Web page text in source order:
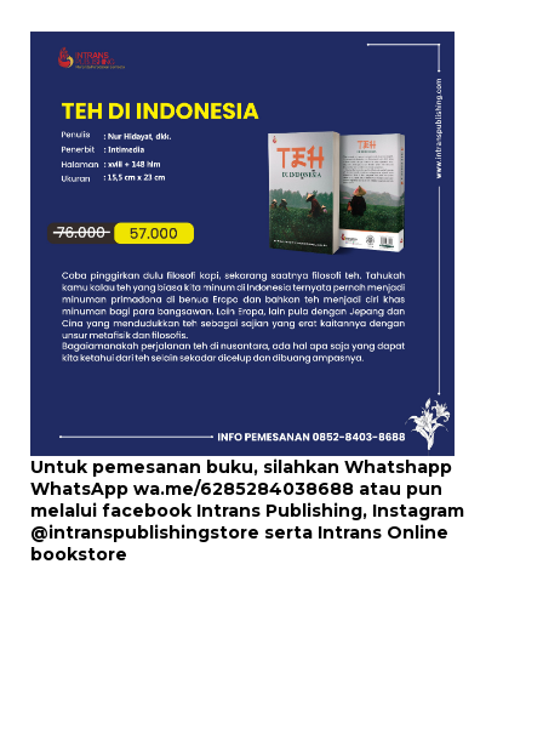
Untuk pemesanan buku, silahkan Whatshapp
WhatsApp wa.me/6285284038688 atau pun
melalui facebook Intrans Publishing, Instagram
@intranspublishingstore serta Intrans Online
bookstore